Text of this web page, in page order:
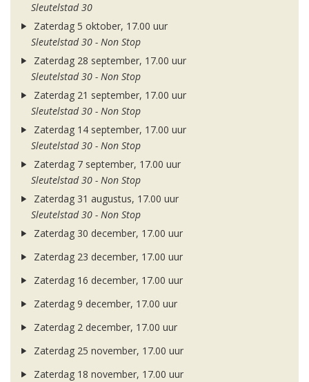
Sleutelstad 30
Zaterdag 5 oktober, 17.00 uur
Sleutelstad 30 - Non Stop
Zaterdag 28 september, 17.00 uur
Sleutelstad 30 - Non Stop
Zaterdag 21 september, 17.00 uur
Sleutelstad 30 - Non Stop
Zaterdag 14 september, 17.00 uur
Sleutelstad 30 - Non Stop
Zaterdag 7 september, 17.00 uur
Sleutelstad 30 - Non Stop
Zaterdag 31 augustus, 17.00 uur
Sleutelstad 30 - Non Stop
Zaterdag 30 december, 17.00 uur
Zaterdag 23 december, 17.00 uur
Zaterdag 16 december, 17.00 uur
Zaterdag 9 december, 17.00 uur
Zaterdag 2 december, 17.00 uur
Zaterdag 25 november, 17.00 uur
Zaterdag 18 november, 17.00 uur